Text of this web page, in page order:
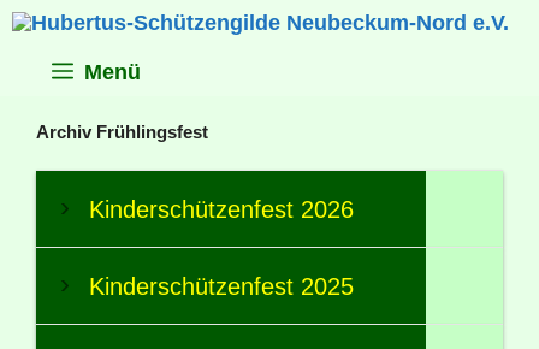
Zum
Inhalt
Menü
Archiv Frühlingsfest
Kinderschützenfest 2026
Kinderschützenfest 2025